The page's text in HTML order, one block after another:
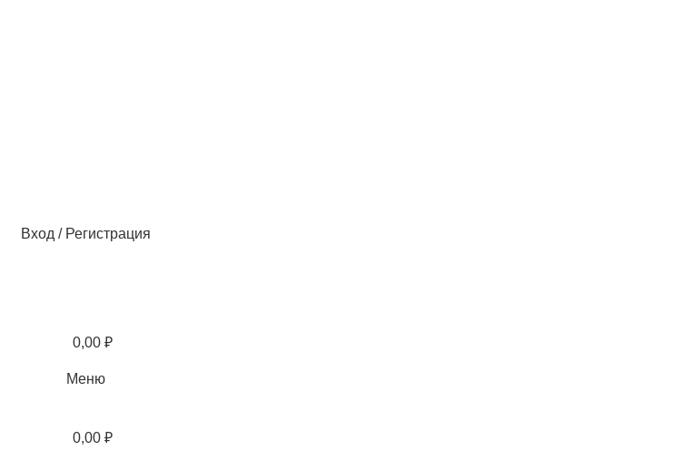
Вход / Регистрация
0,00 ₽
Меню
0,00 ₽